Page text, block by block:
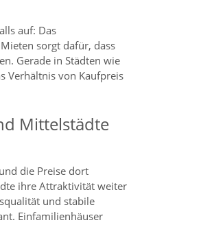
auf: Das
sorgt dafür, dass
Gerade in Städten wie
Verhältnis von Kaufpreis
Mittelstädte
die Preise dort
ihre Attraktivität weiter
und stabile
Einfamilienhäuser